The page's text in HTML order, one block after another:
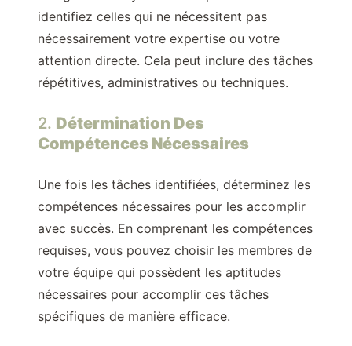
identifiez celles qui ne nécessitent pas
nécessairement votre expertise ou votre
attention directe. Cela peut inclure des tâches
répétitives, administratives ou techniques.
2. Détermination Des
Compétences Nécessaires
Une fois les tâches identifiées, déterminez les
compétences nécessaires pour les accomplir
avec succès. En comprenant les compétences
requises, vous pouvez choisir les membres de
votre équipe qui possèdent les aptitudes
nécessaires pour accomplir ces tâches
spécifiques de manière efficace.